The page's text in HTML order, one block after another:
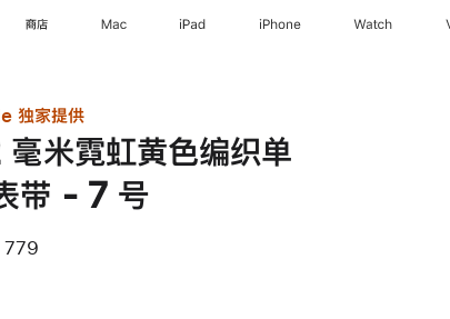
商店 Mac iPad iPhone Watch
独家提供
米霓虹黄色编织单
带 - 7 号
779